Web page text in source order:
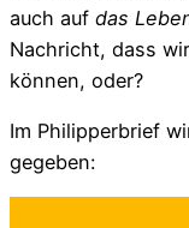
auch auf das
Nachricht, dass
können, oder?
Im Philipperbrief
gegeben: